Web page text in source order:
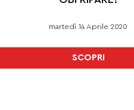
martedì 14 Aprile 2020
SCOPRI